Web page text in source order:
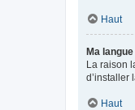
Haut
Ma
La raison
d’installer
Haut